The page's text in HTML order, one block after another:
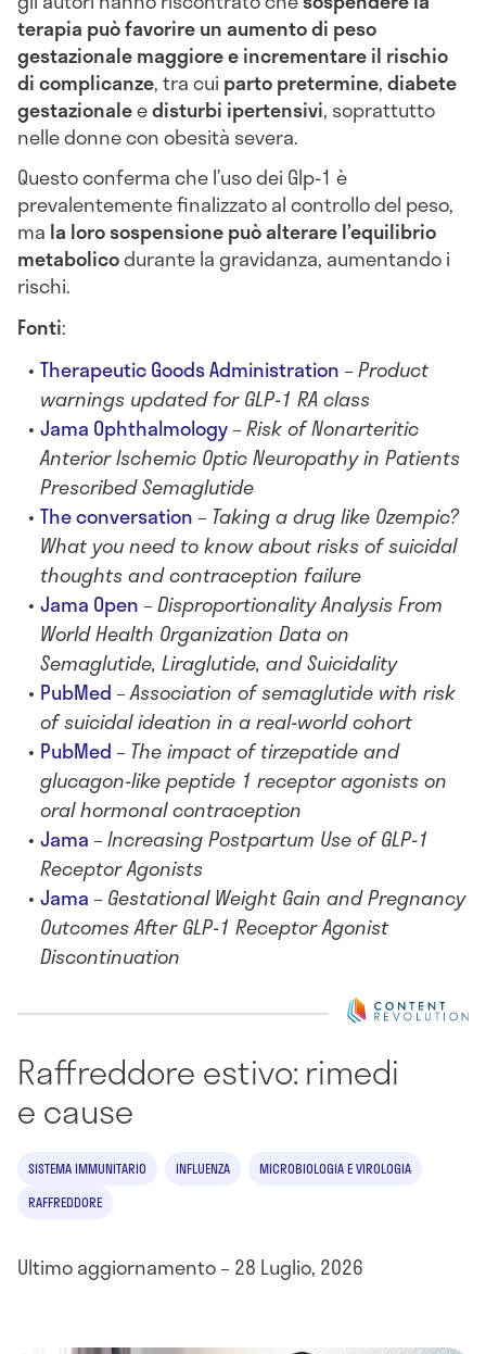
terapia può favorire un aumento di peso
gestazionale maggiore e incrementare il rischio
di complicanze, tra cui parto pretermine,diabete
gestazionaleedisturbi ipertensivi, soprattutto
nelle donne con obesità severa.
Questo conferma che l’uso dei Glp-1 è
prevalentemente finalizzato al controllo del peso,
ma la loro sospensione può alterare l’equilibrio
metabolicodurante la gravidanza, aumentando i
rischi.
Fonti:
Therapeutic Goods Administration –Product
warnings updated for GLP-1 RA class
Jama Ophthalmology–Risk of Nonarteritic
Anterior Ischemic Optic Neuropathy in Patients
Prescribed Semaglutide
The conversation – Taking a drug like Ozempic?
What you need to know about risks of suicidal
thoughts and contraception failure
Jama Open –Disproportionality Analysis From
World Health Organization Data on
Semaglutide, Liraglutide, and Suicidality
PubMed –Association of semaglutide with risk
of suicidal ideation in a real-world cohort
PubMed – The impact of tirzepatide and
glucagon-like peptide 1 receptor agonists on
oral hormonal contraception
Jama –Increasing Postpartum Use of GLP-1
Receptor Agonists
Jama – Gestational Weight Gain and Pregnancy
Outcomes After GLP-1 Receptor Agonist
Discontinuation
Raffreddore estivo: rimedi
e cause
SISTEMA IMMUNITARIO INFLUENZA
MICROBIOLOGIA E VIROLOGIA
RAFFREDDORE
Ultimo aggiornamento – 28 Luglio, 2026